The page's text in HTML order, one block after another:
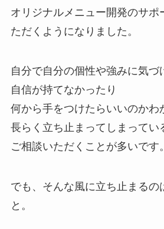
オリジナルメニュー開発のサポ
ただくようになりました。
自分で自分の個性や強みに気づ
自信が持てなかったり
何から手をつけたらいいのかわ
長らく立ち止まってしまってい
ご相談いただくことが多いです。
でも、そんな風に立ち止まるの
と。